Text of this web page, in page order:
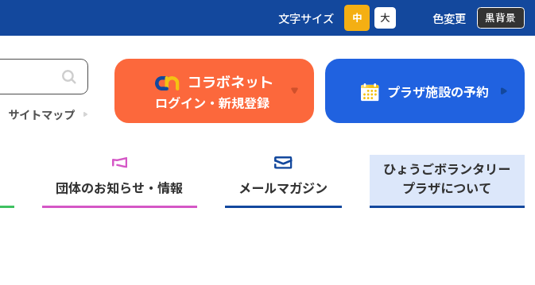
サイトマップ
コラボネット
ログイン・新規登録
プラザ施設の予約
団体のお知らせ・情報 メールマガジン
ひょうごボランタリー
プラザについて
文字サイズ 中 大 色変更 黒背景